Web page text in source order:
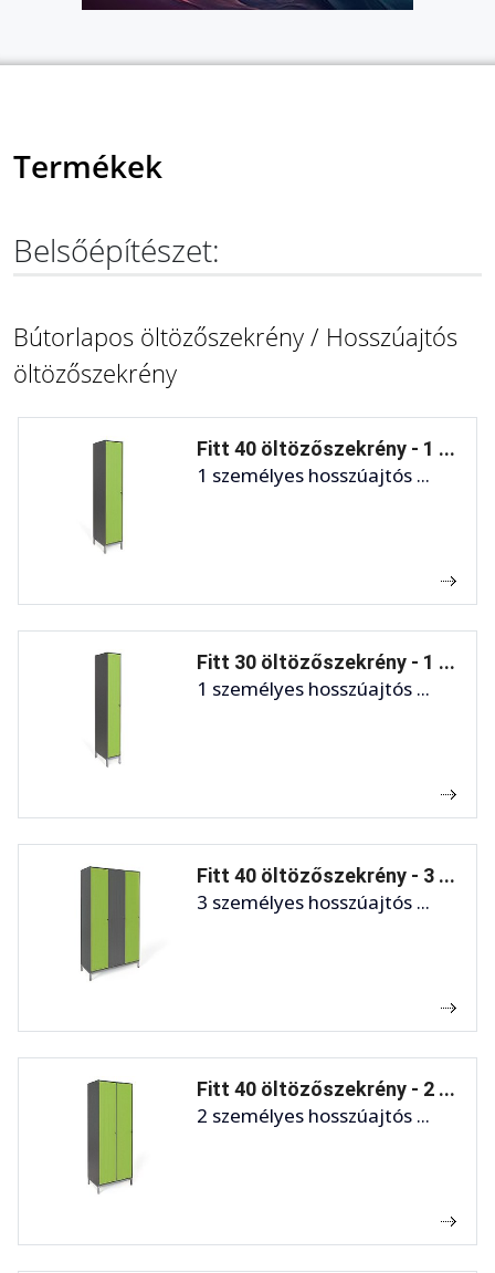
Termékek
Belsőépítészet:
Bútorlapos öltözőszekrény / Hosszúajtós
öltözőszekrény
Fitt 40 öltözőszekrény - 1 ...
1 személyes hosszúajtós ...
Fitt 30 öltözőszekrény - 1 ...
1 személyes hosszúajtós ...
Fitt 40 öltözőszekrény - 3 ...
3 személyes hosszúajtós ...
Fitt 40 öltözőszekrény - 2 ...
2 személyes hosszúajtós ...